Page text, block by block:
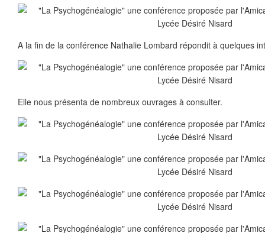
A la fin de la conférence Nathalie Lombard répondit à quelques
Elle nous présenta de nombreux ouvrages à consulter.